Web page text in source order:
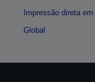
Impressão direta
Global